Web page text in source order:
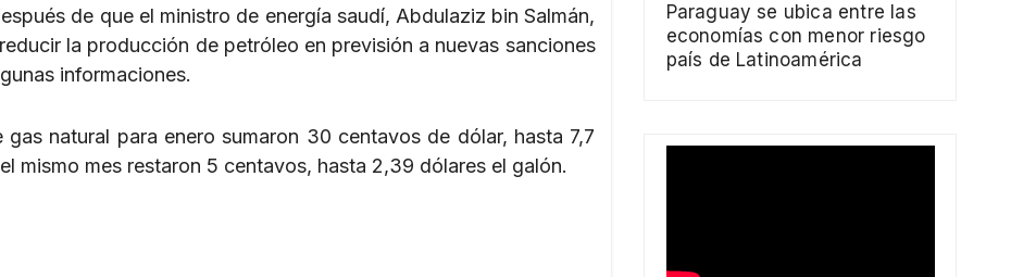
de que el ministro de energía saudí, Abdulaziz bin Salmán,
la producción de petróleo en previsión a nuevas sanciones
informaciones.
natural para enero sumaron 30 centavos de dólar, hasta 7,7
mismo mes restaron 5 centavos, hasta 2,39 dólares el galón.
Paraguay se ubica entre las
economías con menor riesgo
país de Latinoamérica